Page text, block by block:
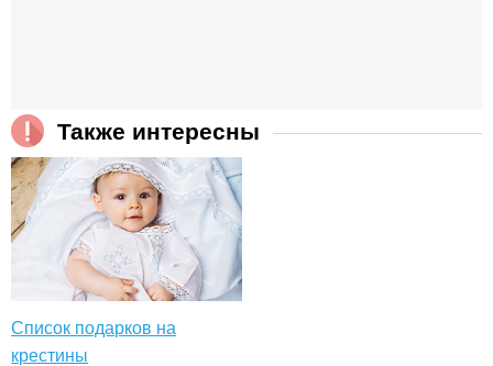
Также интересны
Список подарков на
крестины